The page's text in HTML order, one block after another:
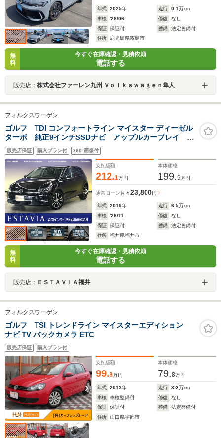
年式 2025年 走行 0.1万km
車検
'28/06 修復
なし
保証
保証付 整備
法定整備付
住所
鹿児島県霧島市
無
料
今すぐ在庫確認・見積依頼
電話する
販売店： 株式会社ファーレン九州 Ｖｏｌｋｓｗａｇｅｎ隼人
フォルクスワーゲン
ゴルフ TDI コンフォートライン マイスター ディーゼル
ターボ 純正9インチSSDナビ アップルカープレイ ア
ンドロイドオート BTオーディオ USB LEDオートラ
イト バックカメラ 前後ソナー オートホールド ス
マートキー ワンオーナー車両 ETC
販売店保証 購入プラン付 360°画像付
支払総額
212.1万円
本体価格
199.9万円
通常ローン 月々23,800円
年式 2019年 走行 6.5万km
車検
'26/11 修復
なし
保証
保証付 整備
法定整備付
住所
福井県福井市
無
料
今すぐ在庫確認・見積依頼
電話する
販売店： ＥＳＴＡＶＩＡ福井
フォルクスワーゲン
ゴルフ TSI トレンドライン マイスターエディション
ナビ TV バックカメラ ETC
販売店保証 購入プラン付
支払総額
99.8万円
本体価格
79.8万円
年式 2013年 走行 3.2万km
車検
車検整備付 修復
なし
保証
保証付 整備
法定整備付
住所
山口県宇部市